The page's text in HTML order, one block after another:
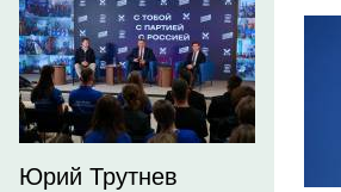
Юрий Трутнев